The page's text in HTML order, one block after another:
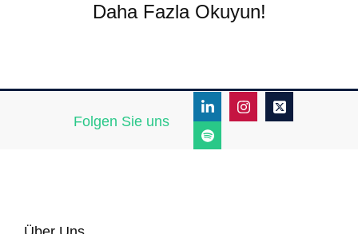
Daha Fazla Okuyun!
Folgen Sie uns